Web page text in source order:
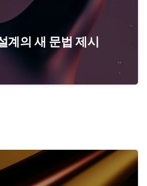
계의 새 문법 제시